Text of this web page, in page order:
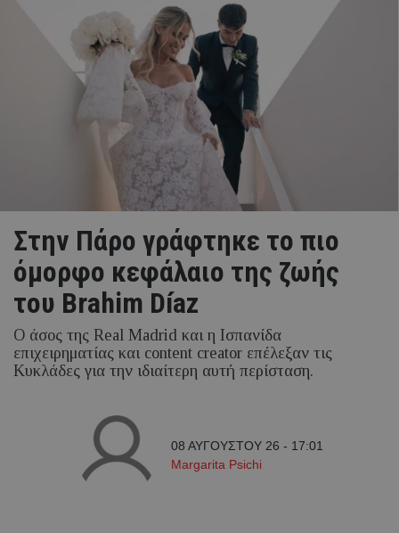
Στην Πάρο γράφτηκε το πιο
όμορφο κεφάλαιο της ζωής
του Brahim Díaz
Ο άσος της Real Madrid και η Ισπανίδα
επιχειρηματίας και content creator επέλεξαν τις
Κυκλάδες για την ιδιαίτερη αυτή περίσταση.
08 ΑΥΓΟΥΣΤΟΥ 26 - 17:01
Margarita Psichi